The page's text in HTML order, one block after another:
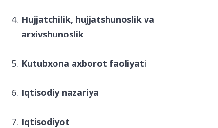
Hujjatchilik, hujjatshunoslik va
arxivshunoslik
Kutubxona axborot faoliyati
Iqtisodiy nazariya
Iqtisodiyot